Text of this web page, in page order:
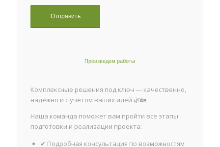
Произведем работы
Комплексные решения под ключ — качественно,
надёжно и с учётом ваших идей 🌿🏡
Наша команда поможет вам пройти все этапы
подготовки и реализации проекта:
✔ Подробная консультация по возможностям